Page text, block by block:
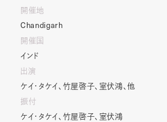
開催地
Chandigarh
開催国
インド
出演
ケイ・タケイ、竹屋啓子、室伏鴻、他
振付
ケイ・タケイ、竹屋啓子、室伏鴻